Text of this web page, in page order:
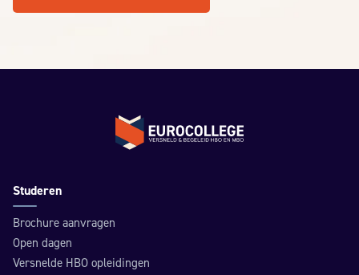
Terug naar de homepage
Studeren
Brochure aanvragen
Open dagen
Versnelde HBO opleidingen